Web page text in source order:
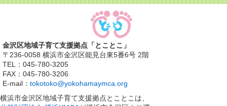
金沢区地域子育て支援拠点「とことこ」
〒236-0058 横浜市金沢区能見台東5番6号 2階
TEL：045-780-3205
FAX：045-780-3206
E-mail： tokotoko@yokohamaymca.org
横浜市金沢区地域子育て支援拠点とことこは、